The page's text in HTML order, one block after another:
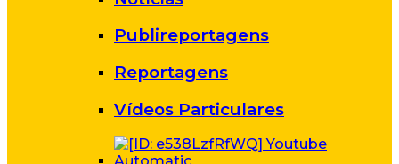
Publireportagens
Reportagens
Vídeos Particulares